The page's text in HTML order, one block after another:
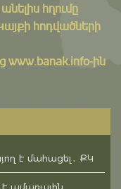
հղումը
հոդվածների
ին
է մահացել․ ՔԿ